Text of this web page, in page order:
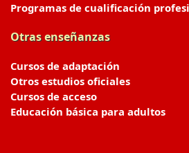
Programas de cualificación
Otras enseñanzas
Cursos de adaptación
Otros estudios oficiales
Cursos de acceso
Educación básica para adultos